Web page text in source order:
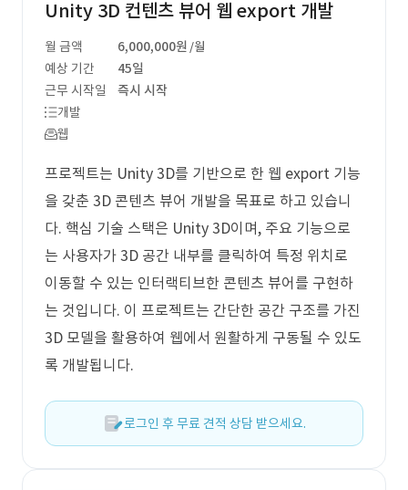
Unity 3D 컨텐츠 뷰어 웹 export 개발
월 금액 6,000,000원 /월
예상 기간
45일
근무 시작일
즉시 시작
개발
웹
프로젝트는 Unity 3D를 기반으로 한 웹 export 기능
을 갖춘 3D 콘텐츠 뷰어 개발을 목표로 하고 있습니
다. 핵심 기술 스택은 Unity 3D이며, 주요 기능으로
는 사용자가 3D 공간 내부를 클릭하여 특정 위치로
이동할 수 있는 인터랙티브한 콘텐츠 뷰어를 구현하
는 것입니다. 이 프로젝트는 간단한 공간 구조를 가진
3D 모델을 활용하여 웹에서 원활하게 구동될 수 있도
록 개발됩니다.
로그인 후 무료 견적 상담 받으세요.